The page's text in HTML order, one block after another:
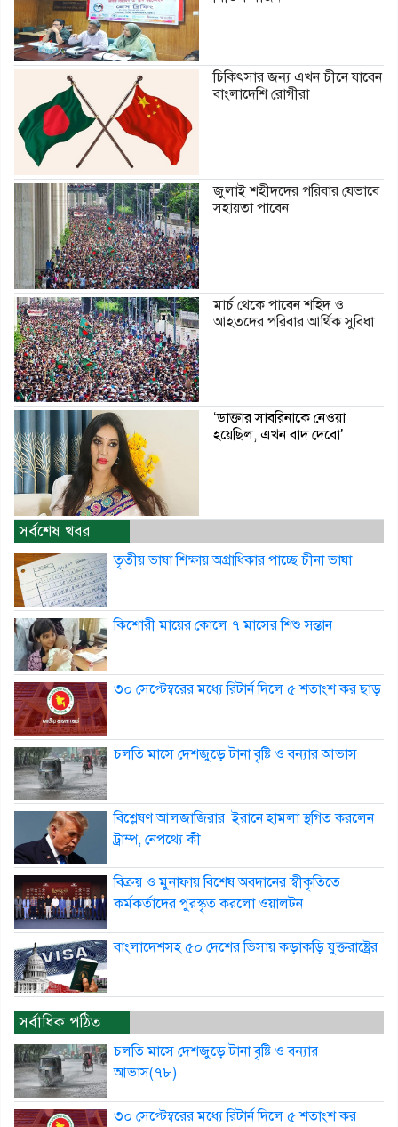
চিকিৎসার জন্য এখন চীনে যাবেন
বাংলাদেশি রোগীরা
জুলাই শহীদদের পরিবার যেভাবে
সহায়তা পাবেন
মার্চ থেকে পাবেন শহিদ ও
আহতদের পরিবার আর্থিক সুবিধা
‘ডাক্তার সাবরিনাকে নেওয়া
হয়েছিল, এখন বাদ দেবো’
সর্বশেষ খবর
তৃতীয় ভাষা শিক্ষায় অগ্রাধিকার পাচ্ছে চীনা ভাষা
কিশোরী মায়ের কোলে ৭ মাসের শিশু সন্তান
৩০ সেপ্টেম্বরের মধ্যে রিটার্ন দিলে ৫ শতাংশ কর ছাড়
চলতি মাসে দেশজুড়ে টানা বৃষ্টি ও বন্যার আভাস
বিশ্লেষণ আলজাজিরার ইরানে হামলা স্থগিত করলেন
ট্রাম্প, নেপথ্যে কী
বিক্রয় ও মুনাফায় বিশেষ অবদানের স্বীকৃতিতে
কর্মকর্তাদের পুরস্কৃত করলো ওয়ালটন
বাংলাদেশসহ ৫০ দেশের ভিসায় কড়াকড়ি যুক্তরাষ্ট্রের
সর্বাধিক পঠিত
চলতি মাসে দেশজুড়ে টানা বৃষ্টি ও বন্যার
আভাস(৭৮)
৩০ সেপ্টেম্বরের মধ্যে রিটার্ন দিলে ৫ শতাংশ কর